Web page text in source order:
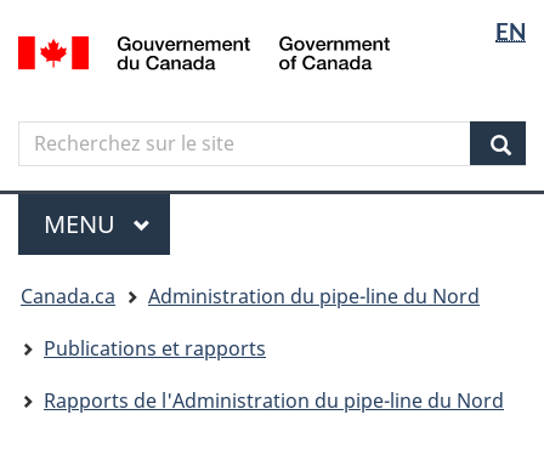
Aller
au
principal
Skip
to
government"
Passer
à
version
simplifiée
langue
EN
Canada
Search
Recherchez
sur
le
site
Menu
MENU PRINCIPAL
êtes
ici
Canada.ca
Administration du pipe-line du Nord
Publications et rapports
Rapports de l'Administration du pipe-line du Nord